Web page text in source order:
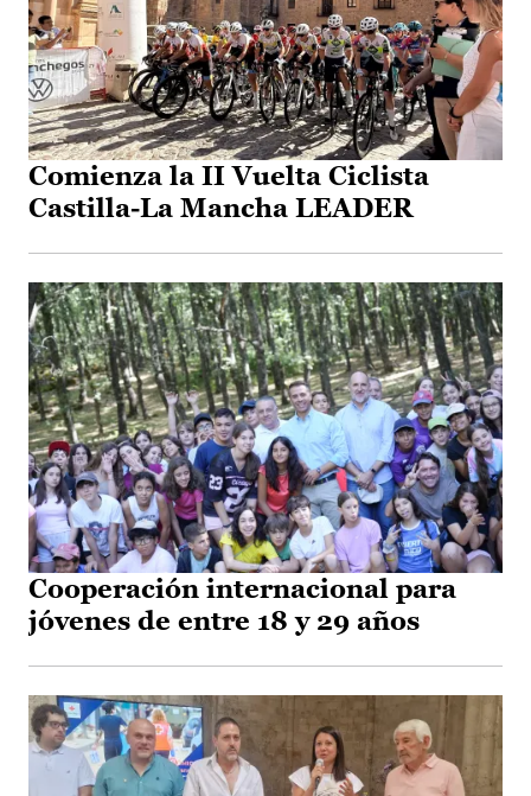
Comienza la II Vuelta Ciclista
Castilla-La Mancha LEADER
Cooperación internacional para
jóvenes de entre 18 y 29 años